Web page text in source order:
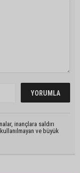
inançlara saldırı
ve büyük